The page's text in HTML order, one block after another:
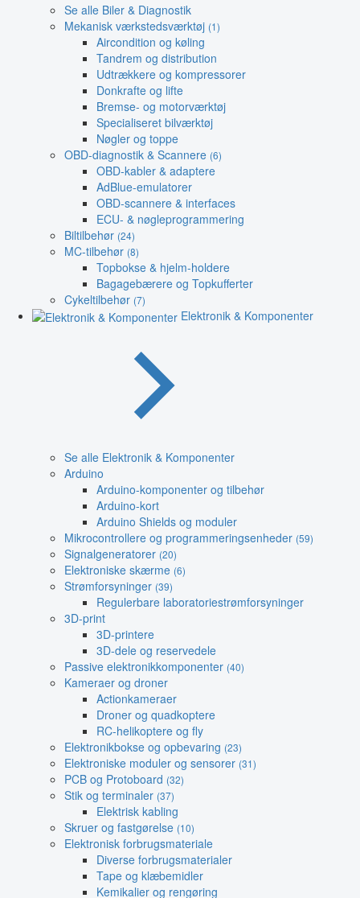
Se alle Biler & Diagnostik
Mekanisk værkstedsværktøj (1)
Aircondition og køling
Tandrem og distribution
Udtrækkere og kompressorer
Donkrafte og lifte
Bremse- og motorværktøj
Specialiseret bilværktøj
Nøgler og toppe
OBD-diagnostik & Scannere (6)
OBD-kabler & adaptere
AdBlue-emulatorer
OBD-scannere & interfaces
ECU- & nøgleprogrammering
Biltilbehør (24)
MC-tilbehør (8)
Topbokse & hjelm-holdere
Bagagebærere og Topkufferter
Cykeltilbehør (7)
Elektronik & Komponenter
Se alle Elektronik & Komponenter
Arduino
Arduino-komponenter og tilbehør
Arduino-kort
Arduino Shields og moduler
Mikrocontrollere og programmeringsenheder (59)
Signalgeneratorer (20)
Elektroniske skærme (6)
Strømforsyninger (39)
Regulerbare laboratoriestrømforsyninger
3D-print
3D-printere
3D-dele og reservedele
Passive elektronikkomponenter (40)
Kameraer og droner
Actionkameraer
Droner og quadkoptere
RC-helikoptere og fly
Elektronikbokse og opbevaring (23)
Elektroniske moduler og sensorer (31)
PCB og Protoboard (32)
Stik og terminaler (37)
Elektrisk kabling
Skruer og fastgørelse (10)
Elektronisk forbrugsmateriale
Diverse forbrugsmaterialer
Tape og klæbemidler
Kemikalier og rengøring